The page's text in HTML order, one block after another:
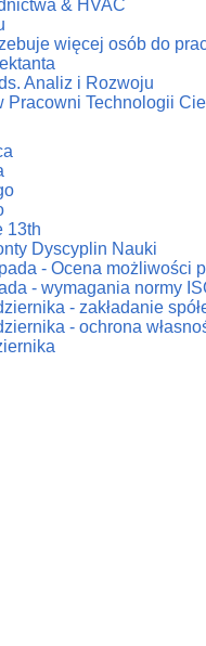
& HVAC
więcej osób do
Analiz i Rozwoju
Pracowni Technologii
13th
Dyscyplin Nauki
- Ocena możliwości
- wymagania normy
- zakładanie
- ochrona